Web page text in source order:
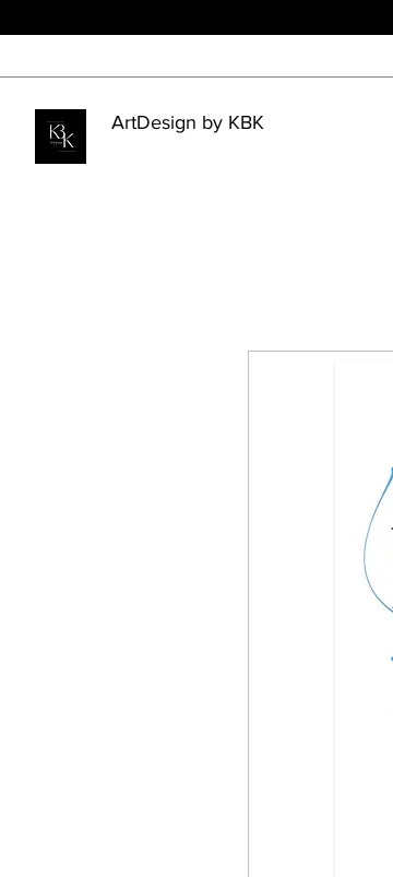
ArtDesign by KBK